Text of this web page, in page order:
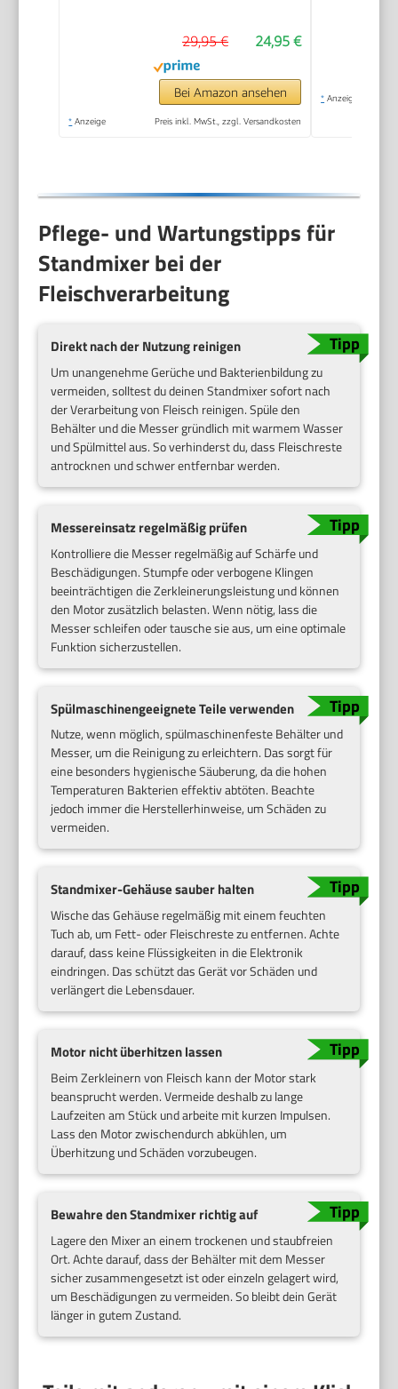
Stufen | Turbo-
Funktion | Deckel mit
Nachfüllöffnung | UM
3845
24,95 €
29,95 €
Bei Amazon ansehen
* Anzeige Preis inkl. MwSt., zzgl. Versandkosten
* Anzeige
Pflege- und Wartungstipps für
Standmixer bei der
Fleischverarbeitung
Direkt nach der Nutzung reinigen
Um unangenehme Gerüche und Bakterienbildung zu
vermeiden, solltest du deinen Standmixer sofort nach
der Verarbeitung von Fleisch reinigen. Spüle den
Behälter und die Messer gründlich mit warmem Wasser
und Spülmittel aus. So verhinderst du, dass Fleischreste
antrocknen und schwer entfernbar werden.
Messereinsatz regelmäßig prüfen
Kontrolliere die Messer regelmäßig auf Schärfe und
Beschädigungen. Stumpfe oder verbogene Klingen
beeinträchtigen die Zerkleinerungsleistung und können
den Motor zusätzlich belasten. Wenn nötig, lass die
Messer schleifen oder tausche sie aus, um eine optimale
Funktion sicherzustellen.
Spülmaschinengeeignete Teile verwenden
Nutze, wenn möglich, spülmaschinenfeste Behälter und
Messer, um die Reinigung zu erleichtern. Das sorgt für
eine besonders hygienische Säuberung, da die hohen
Temperaturen Bakterien effektiv abtöten. Beachte
jedoch immer die Herstellerhinweise, um Schäden zu
vermeiden.
Standmixer-Gehäuse sauber halten
Wische das Gehäuse regelmäßig mit einem feuchten
Tuch ab, um Fett- oder Fleischreste zu entfernen. Achte
darauf, dass keine Flüssigkeiten in die Elektronik
eindringen. Das schützt das Gerät vor Schäden und
verlängert die Lebensdauer.
Motor nicht überhitzen lassen
Beim Zerkleinern von Fleisch kann der Motor stark
beansprucht werden. Vermeide deshalb zu lange
Laufzeiten am Stück und arbeite mit kurzen Impulsen.
Lass den Motor zwischendurch abkühlen, um
Überhitzung und Schäden vorzubeugen.
Bewahre den Standmixer richtig auf
Lagere den Mixer an einem trockenen und staubfreien
Ort. Achte darauf, dass der Behälter mit dem Messer
sicher zusammengesetzt ist oder einzeln gelagert wird,
um Beschädigungen zu vermeiden. So bleibt dein Gerät
länger in gutem Zustand.